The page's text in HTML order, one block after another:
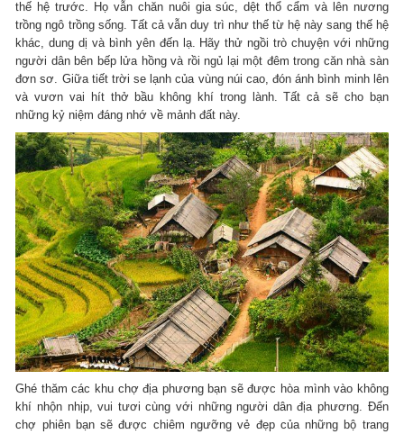
thế hệ trước. Họ vẫn chăn nuôi gia súc, dệt thổ cẩm và lên nương
trồng ngô trồng sống. Tất cả vẫn duy trì như thế từ hệ này sang thế hệ
khác, dung dị và bình yên đến lạ. Hãy thử ngồi trò chuyện với những
người dân bên bếp lửa hồng và rồi ngủ lại một đêm trong căn nhà sàn
đơn sơ. Giữa tiết trời se lạnh của vùng núi cao, đón ánh bình minh lên
và vươn vai hít thở bầu không khí trong lành. Tất cả sẽ cho bạn
những kỷ niệm đáng nhớ về mảnh đất này.
Ghé thăm các khu chợ địa phương bạn sẽ được hòa mình vào không
khí nhộn nhịp, vui tươi cùng với những người dân địa phương. Đến
chợ phiên bạn sẽ được chiêm ngưỡng vẻ đẹp của những bộ trang